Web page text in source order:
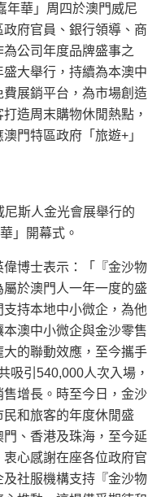
年華」周四於澳門威尼
府官員、銀行領導、商
公司年度品牌盛事之
大舉行，持續為本澳中
展銷平台，為市場創造
造周末購物休閒熱點，
門特區政府「旅遊+」
斯人金光會展舉行的
」開幕式。
博士表示：「『金沙物
於澳門人一年一度的盛
持本地中小微企，為他
澳中小微企與金沙零售
的聯動效應，至今攜手
吸引540,000人次入場，
增長。時至今日，金沙
和旅客的年度休閒盛
、香港及珠海，至今延
心感謝在座各位政府官
社服機構支持『金沙物